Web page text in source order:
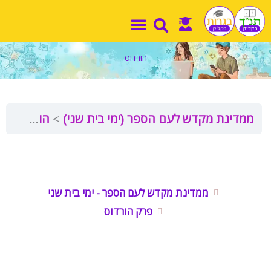
דילוג
לתוכן
הורדוס
ממדינת מקדש לעם הספר (ימי בית שני) הורדוס
ממדינת מקדש לעם הספר - ימי בית שני
פרק הורדוס